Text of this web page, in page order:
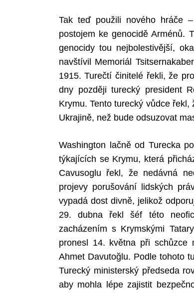
Tak teď použili nového hráče
postojem ke genocidě Arménů.
genocidy tou nejbolestivější,
navštívil Memoriál
1915. Turečtí činitelé řekli, že
dny později turecký president
Krymu. Tento turecký vůdce
Ukrajině, než bude odsuzovat
Washington lačně od Turecka
týkajících se Krymu, která
Cavusoglu řekl, že nedávná
projevy porušování lidských
vypadá dost divně, jelikož
29. dubna řekl šéf této
zacházením s Krymskými
pronesl 14. května při schůzce
Ahmet Davutoğlu. Podle tohoto
Turecký ministerský předseda
aby mohla lépe zajistit
Search